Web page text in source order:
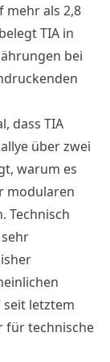
als 2,8
TIA in
bei
dass TIA
über zwei
warum es
modularen
Technisch
seit letztem
für technische